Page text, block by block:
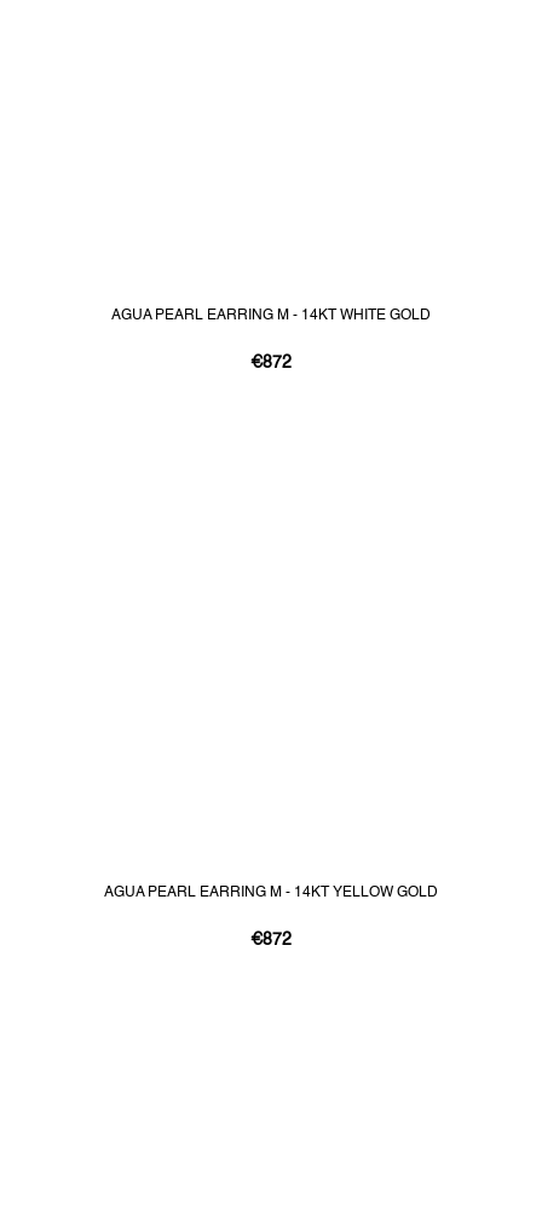
AGUA PEARL EARRING M - 14KT WHITE GOLD
€872
AGUA PEARL EARRING M - 14KT YELLOW GOLD
€872